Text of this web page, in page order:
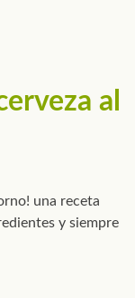
al
una receta
y siempre